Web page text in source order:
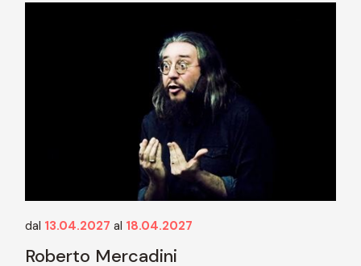
dal 13.04.2027 al 18.04.2027
Roberto Mercadini